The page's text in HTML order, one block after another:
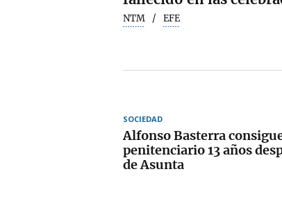
NTM EFE
SOCIEDAD
Alfonso Basterra
penitenciario 13 años
de Asunta